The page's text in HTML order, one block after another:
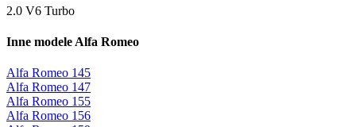
2.0 V6 Turbo
Inne modele Alfa Romeo
Alfa Romeo 145
Alfa Romeo 147
Alfa Romeo 155
Alfa Romeo 156